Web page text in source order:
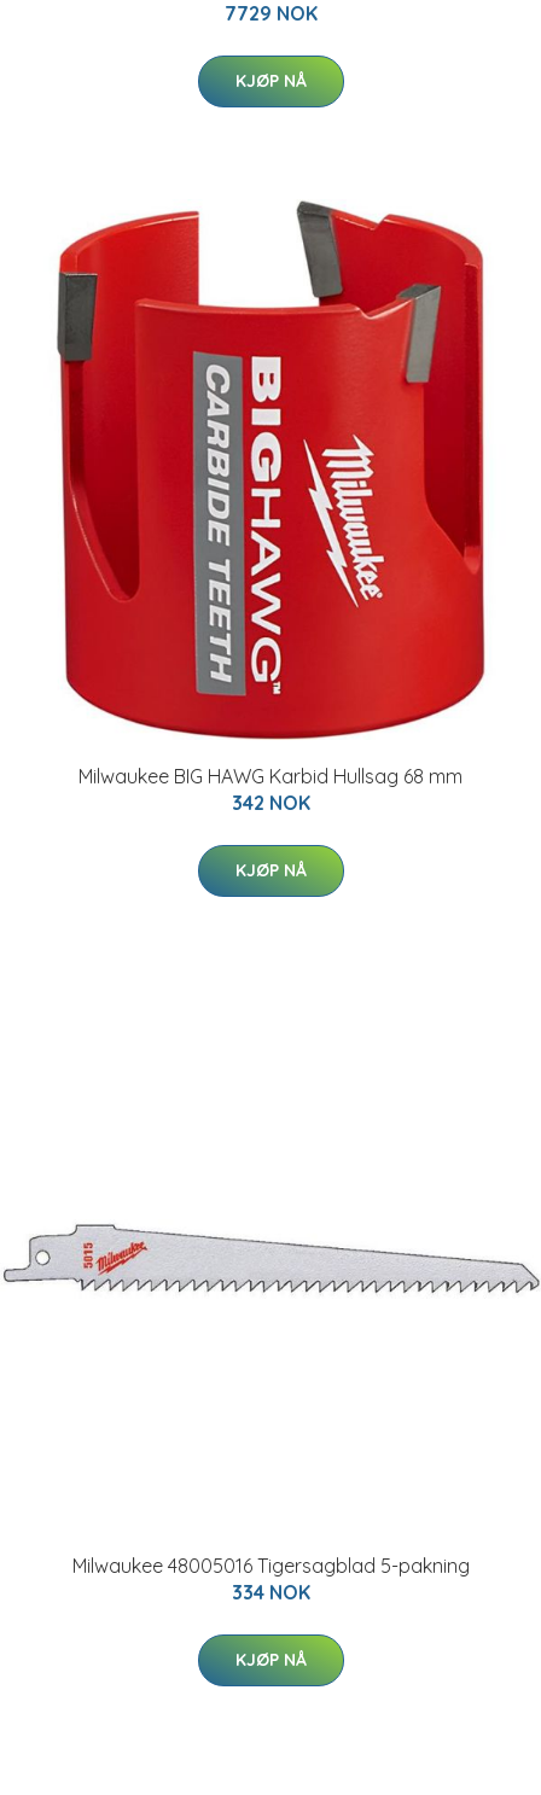
7729 NOK
KJØP NÅ
Milwaukee BIG HAWG Karbid Hullsag 68 mm
342 NOK
KJØP NÅ
Milwaukee 48005016 Tigersagblad 5-pakning
334 NOK
KJØP NÅ